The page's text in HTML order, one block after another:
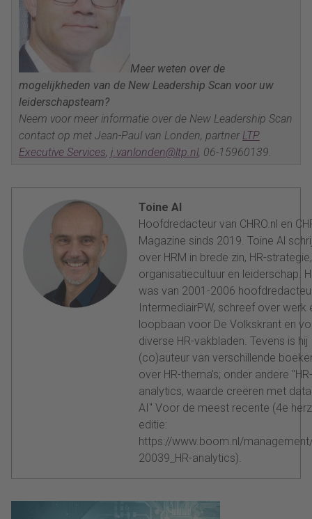
Meer weten over de
mogelijkheden van de New Leadership Scan voor uw
leiderschapsteam?
Neem voor meer informatie over de New Leadership Scan
contact op met Jean-Paul van Londen, partnerLTP
Executive Services, j.vanlonden@ltp.nl, 06-15960139.
Toine Al
Hoofdredacteur van CHRO.nl en
Magazine sinds 2019. Toine Al
over HRM in brede zin, HR-strategie,
organisatiecultuur en leiderschap.
was van 2001-2006
IntermediairPW, schreef over werk
loopbaan voor De Volkskrant en
diverse HR-vakbladen. Tevens is hij
(co)auteur van verschillende
over HR-thema’s; onder andere "HR-
analytics, waarde creëren met
AI" Voor de meest recente (4e
editie:
https://www.boom.nl/
20039_HR-analytics).